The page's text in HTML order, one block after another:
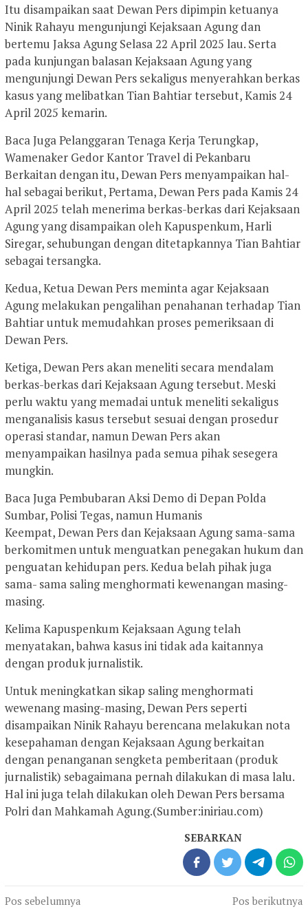
Itu disampaikan saat Dewan Pers dipimpin ketuanya
Ninik Rahayu mengunjungi Kejaksaan Agung dan
bertemu Jaksa Agung Selasa 22 April 2025 lau. Serta
pada kunjungan balasan Kejaksaan Agung yang
mengunjungi Dewan Pers sekaligus menyerahkan berkas
kasus yang melibatkan Tian Bahtiar tersebut, Kamis 24
April 2025 kemarin.
Baca Juga Pelanggaran Tenaga Kerja Terungkap,
Wamenaker Gedor Kantor Travel di Pekanbaru
Berkaitan dengan itu, Dewan Pers menyampaikan hal-
hal sebagai berikut, Pertama, Dewan Pers pada Kamis 24
April 2025 telah menerima berkas-berkas dari Kejaksaan
Agung yang disampaikan oleh Kapuspenkum, Harli
Siregar, sehubungan dengan ditetapkannya Tian Bahtiar
sebagai tersangka.
Kedua, Ketua Dewan Pers meminta agar Kejaksaan
Agung melakukan pengalihan penahanan terhadap Tian
Bahtiar untuk memudahkan proses pemeriksaan di
Dewan Pers.
Ketiga, Dewan Pers akan meneliti secara mendalam
berkas-berkas dari Kejaksaan Agung tersebut. Meski
perlu waktu yang memadai untuk meneliti sekaligus
menganalisis kasus tersebut sesuai dengan prosedur
operasi standar, namun Dewan Pers akan
menyampaikan hasilnya pada semua pihak sesegera
mungkin.
Baca Juga Pembubaran Aksi Demo di Depan Polda
Sumbar, Polisi Tegas, namun Humanis
Keempat, Dewan Pers dan Kejaksaan Agung sama-sama
berkomitmen untuk menguatkan penegakan hukum dan
penguatan kehidupan pers. Kedua belah pihak juga
sama- sama saling menghormati kewenangan masing-
masing.
Kelima Kapuspenkum Kejaksaan Agung telah
menyatakan, bahwa kasus ini tidak ada kaitannya
dengan produk jurnalistik.
Untuk meningkatkan sikap saling menghormati
wewenang masing-masing, Dewan Pers seperti
disampaikan Ninik Rahayu berencana melakukan nota
kesepahaman dengan Kejaksaan Agung berkaitan
dengan penanganan sengketa pemberitaan (produk
jurnalistik) sebagaimana pernah dilakukan di masa lalu.
Hal ini juga telah dilakukan oleh Dewan Pers bersama
Polri dan Mahkamah Agung.(Sumber:iniriau.com)
SEBARKAN
Navigasi
Pos sebelumnya
Pos berikutnya